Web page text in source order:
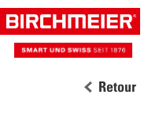
Retour